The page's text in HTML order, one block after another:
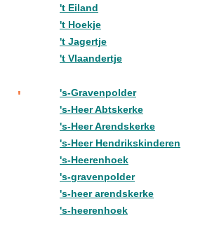
't Eiland
't Hoekje
't Jagertje
't Vlaandertje
'
's-Gravenpolder
's-Heer Abtskerke
's-Heer Arendskerke
's-Heer Hendrikskinderen
's-Heerenhoek
's-gravenpolder
's-heer arendskerke
's-heerenhoek